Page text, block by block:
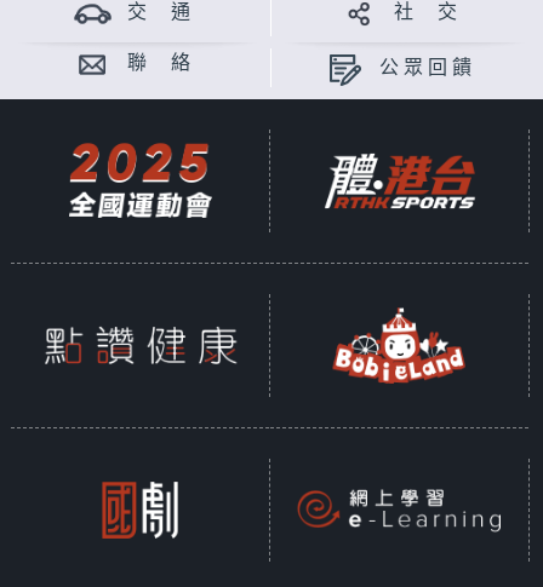
交 通 社 交
聯 絡 公眾回饋